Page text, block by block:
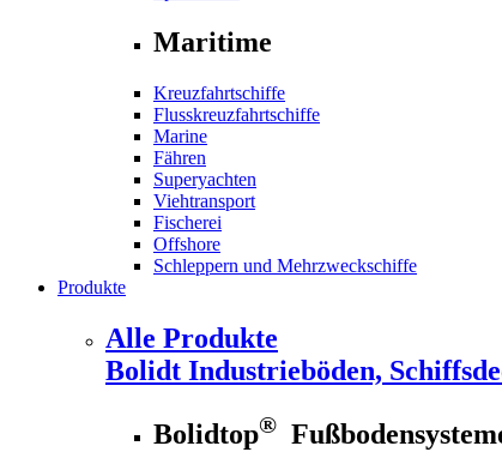
Maritime
Kreuzfahrtschiffe
Flusskreuzfahrtschiffe
Marine
Fähren
Superyachten
Viehtransport
Fischerei
Offshore
Schleppern und Mehrzweckschiffe
Produkte
Alle Produkte
Bolidt Industrieböden,
Bolidtop®